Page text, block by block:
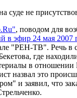
суде не
, поводом для
в эфир 24 мая 2007
"РЕН-ТВ". Речь в
где
в
назвал это
и заявил, что